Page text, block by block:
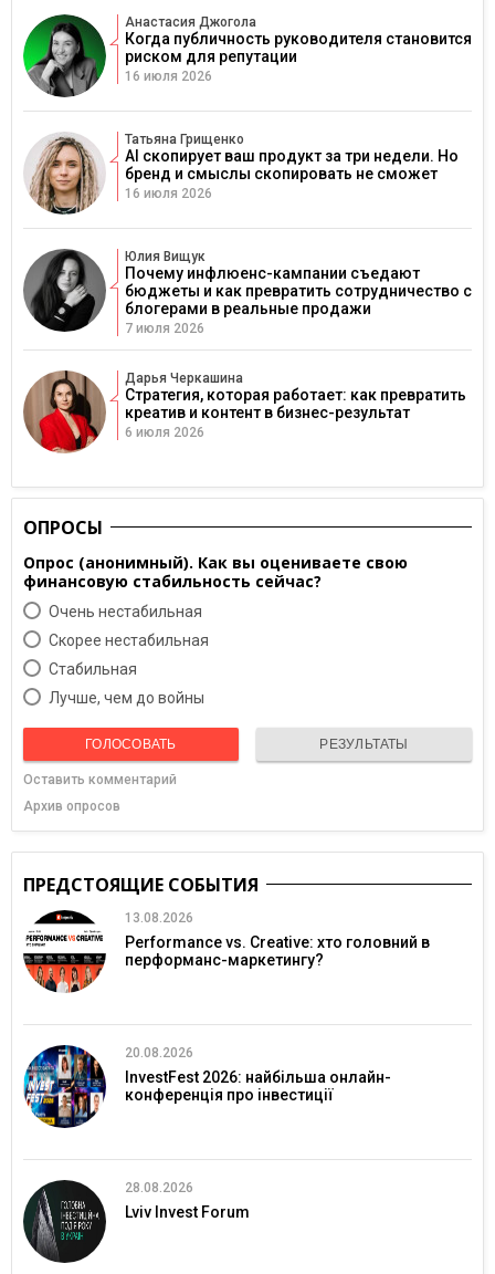
Анастасия Джогола
Когда публичность руководителя становится
риском для репутации
16 июля 2026
Татьяна Грищенко
AI скопирует ваш продукт за три недели. Но
бренд и смыслы скопировать не сможет
16 июля 2026
Юлия Вищук
Почему инфлюенс-кампании съедают
бюджеты и как превратить сотрудничество с
блогерами в реальные продажи
7 июля 2026
Дарья Черкашина
Стратегия, которая работает: как превратить
креатив и контент в бизнес-результат
6 июля 2026
ОПРОСЫ
Опрос (анонимный). Как вы оцениваете свою
финансовую стабильность сейчас?
Очень нестабильная
Скорее нестабильная
Cтабильная
Лучше, чем до войны
ГОЛОСОВАТЬ РЕЗУЛЬТАТЫ
Оставить комментарий
Архив опросов
ПРЕДСТОЯЩИЕ СОБЫТИЯ
13.08.2026
Performance vs. Creative: хто головний в
перформанс-маркетингу?
20.08.2026
InvestFest 2026: найбільша онлайн-
конференція про інвестиції
28.08.2026
Lviv Invest Forum